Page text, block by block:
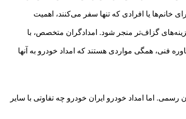
یا افرادی که تنها سفر می‌کنند، اهمیت
گزاف‌تر منجر شود. امدادگران متخصص، با
فنی، همگی مواردی هستند که امداد خودرو به آنها
اما امداد خودرو ایران خودرو چه تفاوتی با سایر